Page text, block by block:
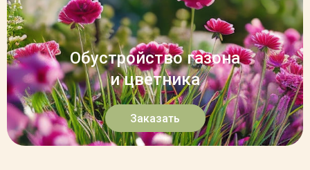
Обустройство газона
и цветника
Заказать